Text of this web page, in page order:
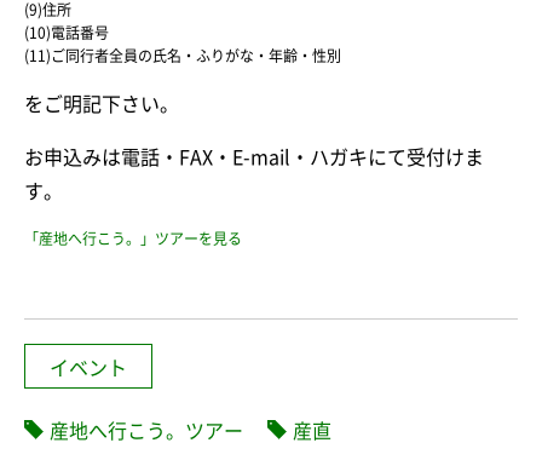
(9)住所
(10)電話番号
(11)ご同行者全員の氏名・ふりがな・年齢・性別
をご明記下さい。
お申込みは電話・FAX・E-mail・ハガキにて受付けま
す。
「産地へ行こう。」ツアーを見る
イベント
産地へ行こう。ツアー 産直